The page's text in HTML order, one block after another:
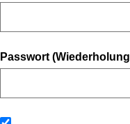
Passwort